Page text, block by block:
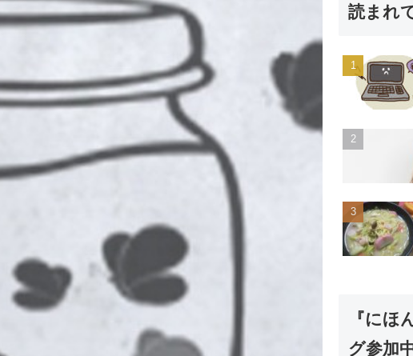
読まれ
『にほ
グ参加